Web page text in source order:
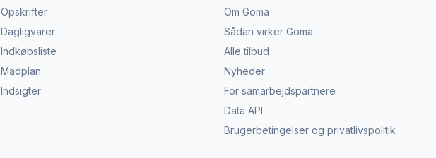
Opskrifter
Dagligvarer
Indkøbsliste
Madplan
Indsigter
Om Goma
Sådan virker Goma
Alle tilbud
Nyheder
For samarbejdspartnere
Data API
Brugerbetingelser og privatlivspolitik